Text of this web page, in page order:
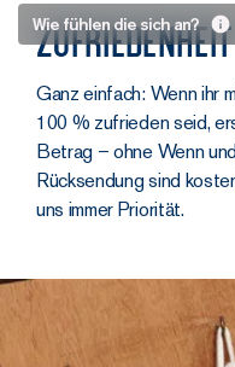
gesetzt,
denen wir
Mastrotto
für
Wildleder:
matt, samtig,
clean,
Wie fühlen die sich an?
Ihr
vergesst,
dass ihr
sie anhabt
Ein schlanker
Sneaker ist gut. Ein
der auch noch
bequem ist, ist
Ganz einfach: Wenn ihr
100 % zufrieden seid,
Betrag – ohne Wenn
Rücksendung sind
uns immer Priorität.